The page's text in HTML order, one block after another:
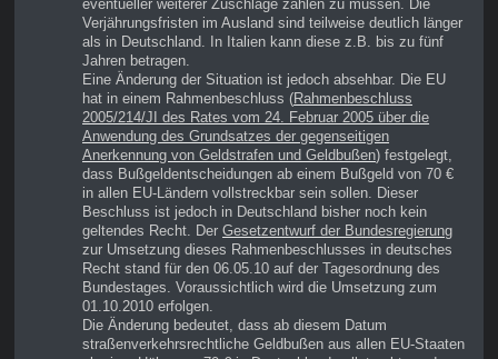
eventueller weiterer Zuschläge zahlen zu müssen. Die
Verjährungsfristen im Ausland sind teilweise deutlich länger
als in Deutschland. In Italien kann diese z.B. bis zu fünf
Jahren betragen.
Eine Änderung der Situation ist jedoch absehbar. Die EU
hat in einem Rahmenbeschluss (Rahmenbeschluss
2005/214/JI des Rates vom 24. Februar 2005 über die
Anwendung des Grundsatzes der gegenseitigen
Anerkennung von Geldstrafen und Geldbußen) festgelegt,
dass Bußgeldentscheidungen ab einem Bußgeld von 70 €
in allen EU-Ländern vollstreckbar sein sollen. Dieser
Beschluss ist jedoch in Deutschland bisher noch kein
geltendes Recht. DerGesetzentwurf der Bundesregierung
zur Umsetzung dieses Rahmenbeschlusses in deutsches
Recht stand für den 06.05.10 auf der Tagesordnung des
Bundestages. Voraussichtlich wird die Umsetzung zum
01.10.2010 erfolgen.
Die Änderung bedeutet, dass ab diesem Datum
straßenverkehrsrechtliche Geldbußen aus allen EU-Staaten